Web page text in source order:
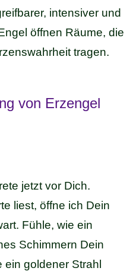
intensiver und
öffnen Räume, die
tragen.
von Erzengel
jetzt vor Dich.
liest, öffne ich Dein
Fühle, wie ein
Schimmern Dein
ein goldener Strahl